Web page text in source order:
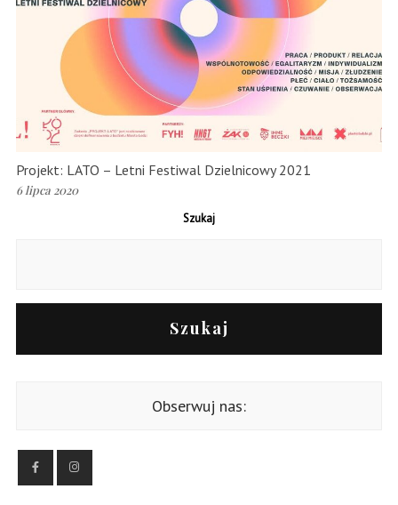
Projekt: LATO – Letni Festiwal Dzielnicowy 2021
6 lipca 2020
Szukaj
Szukaj
Obserwuj nas: